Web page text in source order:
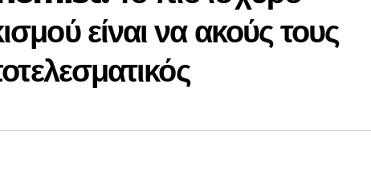
είναι να ακούς τους